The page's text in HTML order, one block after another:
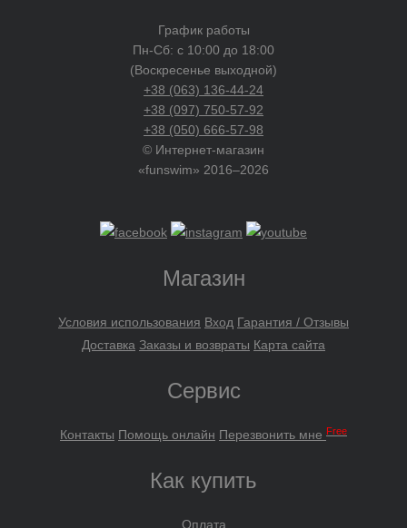
График работы
Пн-Сб: с 10:00 до 18:00
(Воскресенье выходной)
+38 (063) 136-44-24
+38 (097) 750-57-92
+38 (050) 666-57-98
© Интернет-магазин
«funswim» 2016–2026
Магазин
Условия использования Вход Гарантия / Отзывы
Доставка Заказы и возвраты Карта сайта
Сервис
Контакты Помощь онлайн Перезвонить мне Free
Как купить
Оплата